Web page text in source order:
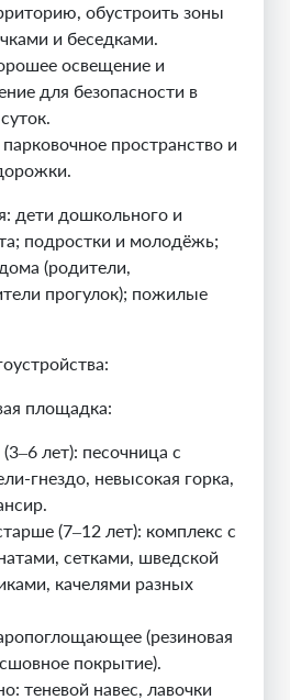
обустроить зоны
и беседками.
освещение и
для безопасности в
пространство и
дети дошкольного и
подростки и молодёжь;
(родители,
прогулок); пожилые
площадка:
лет): песочница с
гнездо, невысокая горка,
(7–12 лет): комплекс с
сетками, шведской
качелями разных
(резиновая
покрытие).
теневой навес, лавочки